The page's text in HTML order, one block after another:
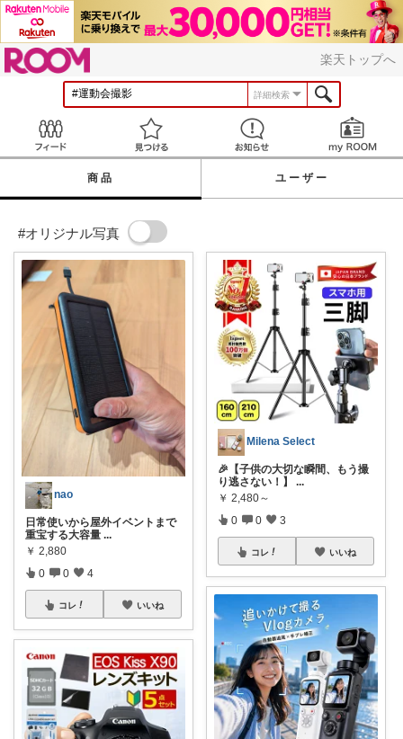
楽天トップへ
詳細検索
見つける お知らせ
商品 ユーザー
#オリジナル写真
nao
日常使いから屋外イベントまで
重宝する大容量 ...
￥ 2,880
0 0 4
コレ いいね
Milena Select
🎉【子供の大切な瞬間、もう撮
り逃さない！】
...
￥ 2,480～
0 0 3
コレ いいね